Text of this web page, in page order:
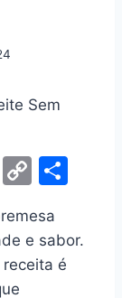
Sem
E
C
p
y
ar
e
e sabor.
é